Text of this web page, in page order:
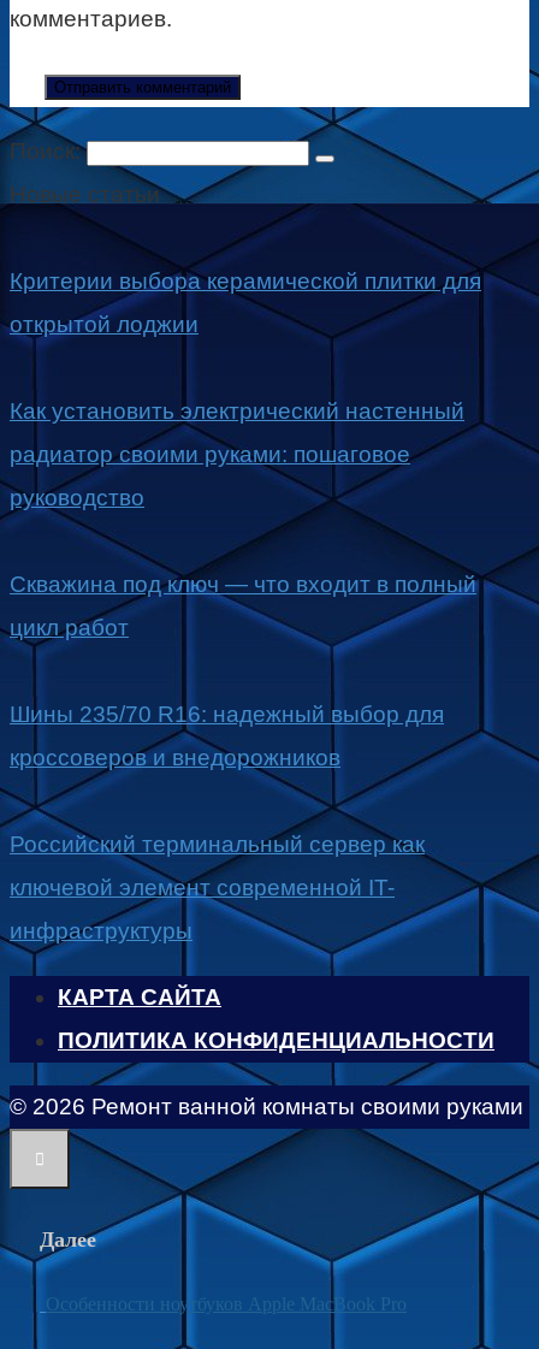
комментариев.
Поиск:
Новые статьи
Критерии выбора керамической плитки для
открытой лоджии
Как установить электрический настенный
радиатор своими руками: пошаговое
руководство
Скважина под ключ — что входит в полный
цикл работ
Шины 235/70 R16: надежный выбор для
кроссоверов и внедорожников
Российский терминальный сервер как
ключевой элемент современной IT-
инфраструктуры
КАРТА САЙТА
ПОЛИТИКА КОНФИДЕНЦИАЛЬНОСТИ
© 2026 Ремонт ванной комнаты своими руками
Далее
Особенности ноутбуков Apple MacBook Pro